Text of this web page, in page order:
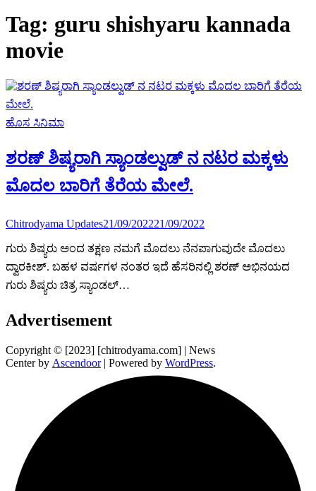
Tag: guru shishyaru kannada
movie
ಹೊಸ ಸಿನಿಮಾ
ಶರಣ್ ಶಿಷ್ಯರಾಗಿ ಸ್ಯಾಂಡಲ್ವುಡ್ ನ ನಟರ ಮಕ್ಕಳು
ಮೊದಲ ಬಾರಿಗೆ ತೆರೆಯ ಮೇಲೆ.
Chitrodyama Updates21/09/202221/09/2022
ಗುರು ಶಿಷ್ಯರು ಅಂದ ತಕ್ಷಣ ನಮಗೆ ಮೊದಲು ನೆನಪಾಗುವುದೇ ಮೊದಲು
ದ್ವಾರಕೀಶ್. ಬಹಳ ವರ್ಷಗಳ ನಂತರ ಇದೆ ಹೆಸರಿನಲ್ಲಿ ಶರಣ್ ಅಭಿನಯದ
ಗುರು ಶಿಷ್ಯರು ಚಿತ್ರ ಸ್ಯಾಂಡಲ್…
Advertisement
Copyright © [2023] [chitrodyama.com] | News
Center by Ascendoor| Powered by WordPress.